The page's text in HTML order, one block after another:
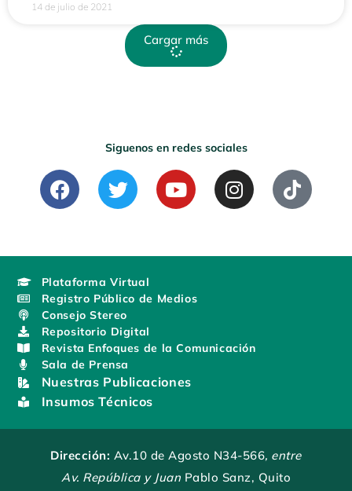
14 de julio de 2021
Cargar más
Siguenos en redes sociales
F
a
b
o
o
k
T
w
t
e
r
Y
o
u
e
I
n
a
T
i
o
Plataforma Virtual
Registro Público de Medios
Consejo Stereo
Repositorio Digital
Revista Enfoques de la Comunicación
Sala de Prensa
Nuestras Publicaciones
Insumos Técnicos
Dirección: Av.10 de Agosto N34-566, entre
Av. República y Juan Pablo Sanz, Quito